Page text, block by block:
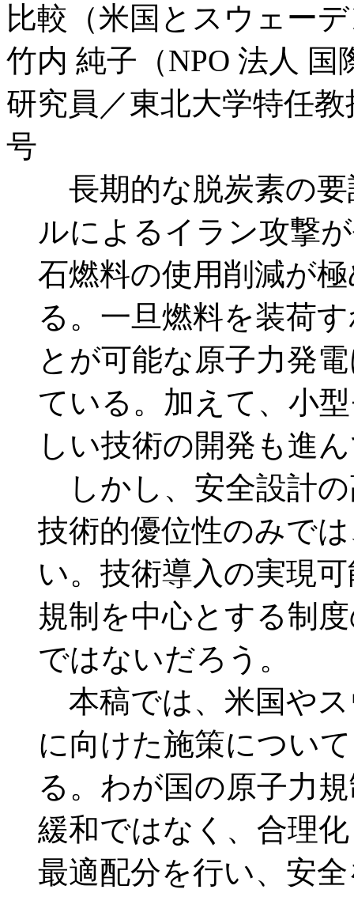
比較（米国とスウェー
竹内 純子（NPO 法人
研究員／東北大学特任教
号
長期的な脱炭素の要
ルによるイラン攻撃
石燃料の使用削減が
る。一旦燃料を装荷
とが可能な原子力発
ている。加えて、小
しい技術の開発も進
しかし、安全設計の
技術的優位性のみで
い。技術導入の実現
規制を中心とする制
ではないだろう。
本稿では、米国や
に向けた施策につい
る。わが国の原子力
緩和ではなく、合理
最適配分を行い、安